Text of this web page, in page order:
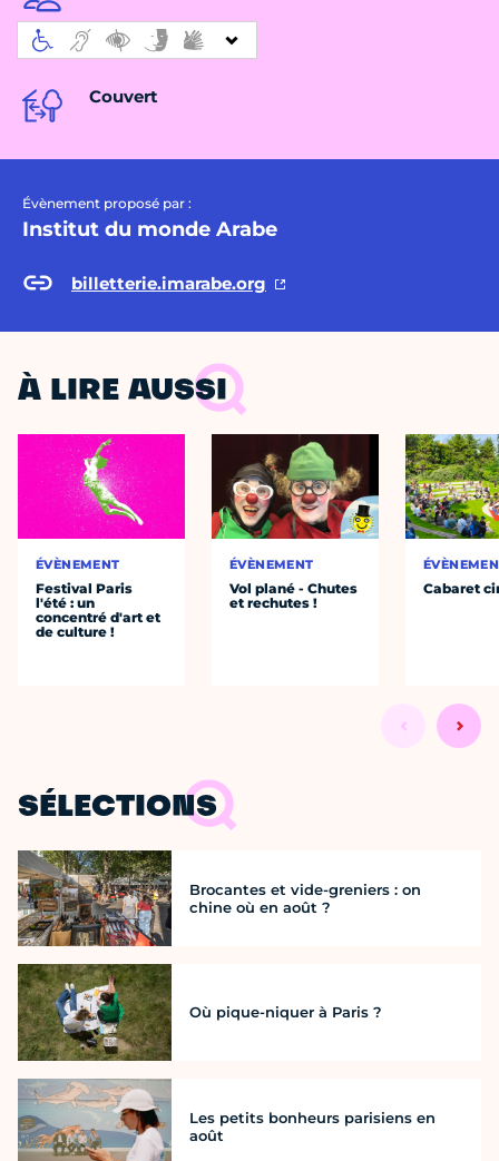
Couvert
Évènement proposé par :
Institut du monde Arabe
billetterie.imarabe.org
À LIRE AUSSI
ÉVÈNEMENT
Festival Paris
l'été : un
concentré d'art et
de culture !
ÉVÈNEMENT
Vol plané - Chutes
et rechutes !
Cabaret
SÉLECTIONS
Brocantes et vide-greniers : on
chine où en août ?
Où pique-niquer à Paris ?
Les petits bonheurs parisiens en
août